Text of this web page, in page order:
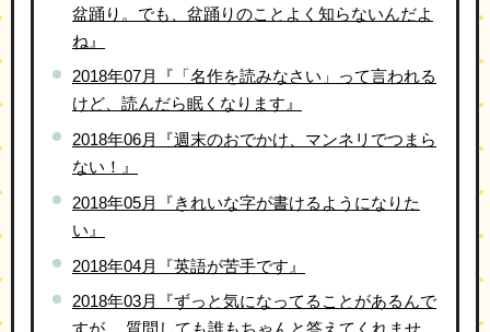
盆踊り。でも、盆踊りのことよく知らないんだよ
ね』
2018年07月『「名作を読みなさい」って言われる
けど、読んだら眠くなります』
2018年06月『週末のおでかけ、マンネリでつまら
ない！』
2018年05月『きれいな字が書けるようになりた
い』
2018年04月『英語が苦手です』
2018年03月『ずっと気になってることがあるんで